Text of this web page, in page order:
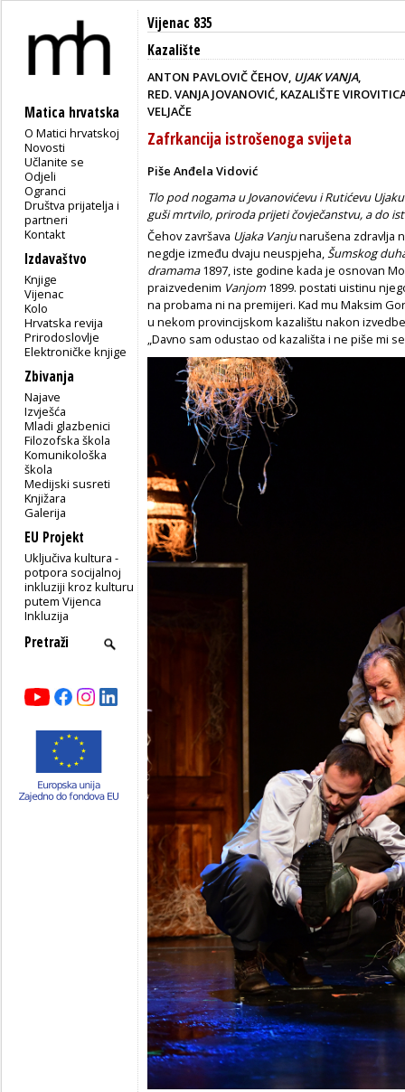
Matica hrvatska
O Matici hrvatskoj
Novosti
Učlanite se
Odjeli
Ogranci
Društva prijatelja i
partneri
Kontakt
Izdavaštvo
Knjige
Vijenac
Kolo
Hrvatska revija
Prirodoslovlje
Elektroničke knjige
Zbivanja
Najave
Izvješća
Mladi glazbenici
Filozofska škola
Komunikološka
škola
Medijski susreti
Knjižara
Galerija
EU Projekt
Uključiva kultura -
potpora socijalnoj
inkluziji kroz kulturu
putem Vijenca
Inkluzija
Vijenac 835
Kazalište
ANTON PAVLOVIČ ČEHOV, UJAK VANJA,
RED. VANJA JOVANOVIĆ, KAZALIŠTE
VELJAČE
Zafrkancija istrošenoga svijeta
Piše Anđela Vidović
Tlo pod nogama u Jovanovićevu i Rutićevu
guši mrtvilo, priroda prijeti čovječanstvu, a do
Čehov završava Ujaka Vanjunarušena zdravlja
negdje između dvaju neuspjeha, Šumskog
dramama1897, iste godine kada je osnovan
praizvedenim Vanjom 1899. postati uistinu
na probama ni na premijeri. Kad mu Maksim
u nekom provincijskom kazalištu nakon
„Davno sam odustao od kazališta i ne piše mi